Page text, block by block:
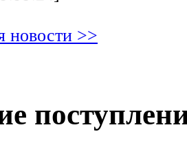
новости >>